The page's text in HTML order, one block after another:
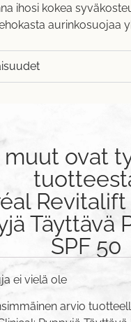
ihosi kokea
aurinkosuojaa
muut ovat
Täyttävä
SPF 50
ei vielä ole
arvio